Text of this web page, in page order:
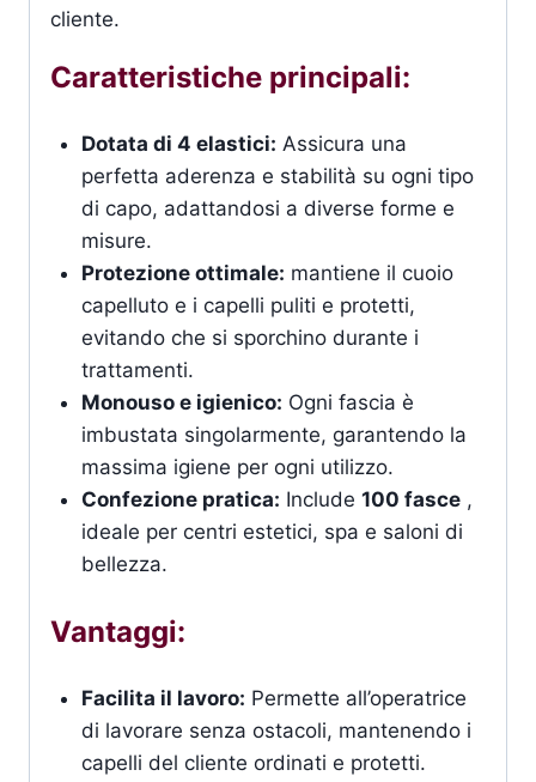
cliente.
Caratteristiche principali:
Dotata di 4 elastici: Assicura una
perfetta aderenza e stabilità su ogni tipo
di capo, adattandosi a diverse forme e
misure.
Protezione ottimale: mantiene il cuoio
capelluto e i capelli puliti e protetti,
evitando che si sporchino durante i
trattamenti.
Monouso e igienico: Ogni fascia è
imbustata singolarmente, garantendo la
massima igiene per ogni utilizzo.
Confezione pratica: Include 100 fasce,
ideale per centri estetici, spa e saloni di
bellezza.
Vantaggi:
Facilita il lavoro: Permette all’operatrice
di lavorare senza ostacoli, mantenendo i
capelli del cliente ordinati e protetti.